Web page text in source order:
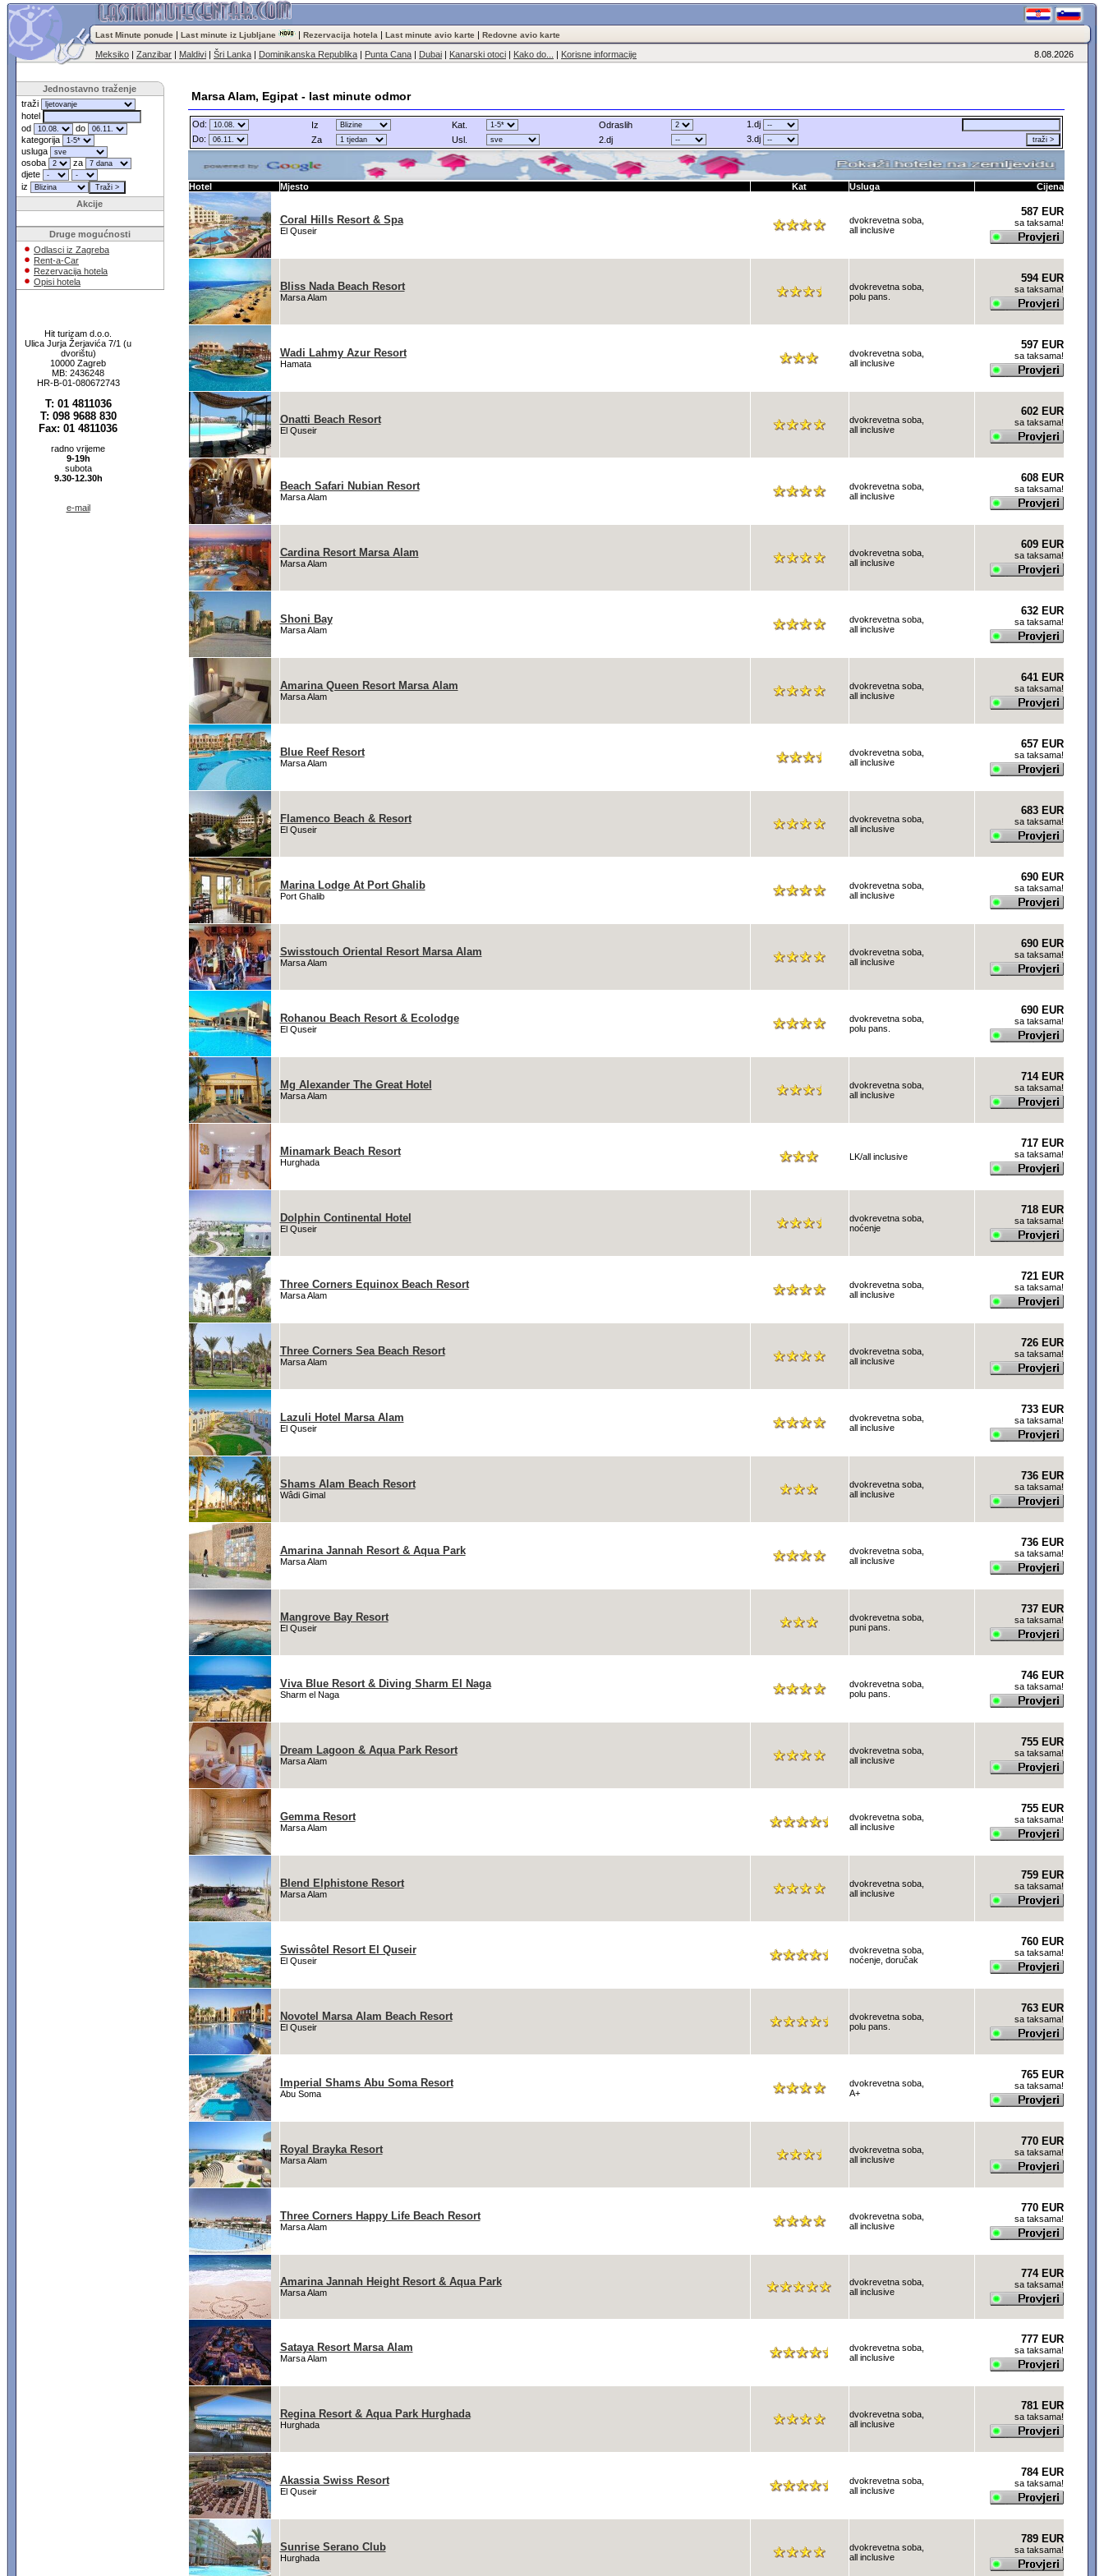
Marsa Alam, Egipat - last minute odmor
Last Minute ponude | Last minute iz Ljubljane | Rezervacija hotela | Last minute avio karte | Redovne avio karte
Meksiko | Zanzibar | Maldivi | Šri Lanka | Dominikanska Republika | Punta Cana | Dubai | Kanarski otoci | Kako do... | Korisne informacije 8.08.2026
Jednostavno traženje
traži
hotel
od
do
kategorija
usluga
osoba
za
djete
iz
Akcije
Druge mogućnosti
Odlasci iz Zagreba
Rent-a-Car
Rezervacija hotela
Opisi hotela
Hit turizam d.o.o.
Ulica Jurja Žerjavića 7/1 (u
dvorištu)
10000 Zagreb
MB: 2436248
HR-B-01-080672743
T: 01 4811036
T: 098 9688 830
Fax: 01 4811036
radno vrijeme
9-19h
subota
9.30-12.30h
e-mail
Od: Iz Kat. Odraslih
1.dj
Do:
Za Usl. 2.dj 3.dj
Hotel Mjesto Kat Usluga Cijena
Coral Hills Resort & Spa
El Quseir
dvokrevetna soba,
all inclusive
587 EUR
sa taksama!
Bliss Nada Beach Resort
Marsa Alam
dvokrevetna soba,
polu pans.
594 EUR
sa taksama!
Wadi Lahmy Azur Resort
Hamata
dvokrevetna soba,
all inclusive
597 EUR
sa taksama!
Onatti Beach Resort
El Quseir
dvokrevetna soba,
all inclusive
602 EUR
sa taksama!
Beach Safari Nubian Resort
Marsa Alam
dvokrevetna soba,
all inclusive
608 EUR
sa taksama!
Cardina Resort Marsa Alam
Marsa Alam
dvokrevetna soba,
all inclusive
609 EUR
sa taksama!
Shoni Bay
Marsa Alam
dvokrevetna soba,
all inclusive
632 EUR
sa taksama!
Amarina Queen Resort Marsa Alam
Marsa Alam
dvokrevetna soba,
all inclusive
641 EUR
sa taksama!
Blue Reef Resort
Marsa Alam
dvokrevetna soba,
all inclusive
657 EUR
sa taksama!
Flamenco Beach & Resort
El Quseir
dvokrevetna soba,
all inclusive
683 EUR
sa taksama!
Marina Lodge At Port Ghalib
Port Ghalib
dvokrevetna soba,
all inclusive
690 EUR
sa taksama!
Swisstouch Oriental Resort Marsa Alam
Marsa Alam
dvokrevetna soba,
all inclusive
690 EUR
sa taksama!
Rohanou Beach Resort & Ecolodge
El Quseir
dvokrevetna soba,
polu pans.
690 EUR
sa taksama!
Mg Alexander The Great Hotel
Marsa Alam
dvokrevetna soba,
all inclusive
714 EUR
sa taksama!
Minamark Beach Resort
Hurghada
LK/all inclusive
717 EUR
sa taksama!
Dolphin Continental Hotel
El Quseir
dvokrevetna soba,
noćenje
718 EUR
sa taksama!
Three Corners Equinox Beach Resort
Marsa Alam
dvokrevetna soba,
all inclusive
721 EUR
sa taksama!
Three Corners Sea Beach Resort
Marsa Alam
dvokrevetna soba,
all inclusive
726 EUR
sa taksama!
Lazuli Hotel Marsa Alam
El Quseir
dvokrevetna soba,
all inclusive
733 EUR
sa taksama!
Shams Alam Beach Resort
Wâdi Gimal
dvokrevetna soba,
all inclusive
736 EUR
sa taksama!
Amarina Jannah Resort & Aqua Park
Marsa Alam
dvokrevetna soba,
all inclusive
736 EUR
sa taksama!
Mangrove Bay Resort
El Quseir
dvokrevetna soba,
puni pans.
737 EUR
sa taksama!
Viva Blue Resort & Diving Sharm El Naga
Sharm el Naga
dvokrevetna soba,
polu pans.
746 EUR
sa taksama!
Dream Lagoon & Aqua Park Resort
Marsa Alam
dvokrevetna soba,
all inclusive
755 EUR
sa taksama!
Gemma Resort
Marsa Alam
dvokrevetna soba,
all inclusive
755 EUR
sa taksama!
Blend Elphistone Resort
Marsa Alam
dvokrevetna soba,
all inclusive
759 EUR
sa taksama!
Swissôtel Resort El Quseir
El Quseir
dvokrevetna soba,
noćenje, doručak
760 EUR
sa taksama!
Novotel Marsa Alam Beach Resort
El Quseir
dvokrevetna soba,
polu pans.
763 EUR
sa taksama!
Imperial Shams Abu Soma Resort
Abu Soma
dvokrevetna soba,
A+
765 EUR
sa taksama!
Royal Brayka Resort
Marsa Alam
dvokrevetna soba,
all inclusive
770 EUR
sa taksama!
Three Corners Happy Life Beach Resort
Marsa Alam
dvokrevetna soba,
all inclusive
770 EUR
sa taksama!
Amarina Jannah Height Resort & Aqua Park
Marsa Alam
dvokrevetna soba,
all inclusive
774 EUR
sa taksama!
Sataya Resort Marsa Alam
Marsa Alam
dvokrevetna soba,
all inclusive
777 EUR
sa taksama!
Regina Resort & Aqua Park Hurghada
Hurghada
dvokrevetna soba,
all inclusive
781 EUR
sa taksama!
Akassia Swiss Resort
El Quseir
dvokrevetna soba,
all inclusive
784 EUR
sa taksama!
Sunrise Serano Club
Hurghada
dvokrevetna soba,
all inclusive
789 EUR
sa taksama!